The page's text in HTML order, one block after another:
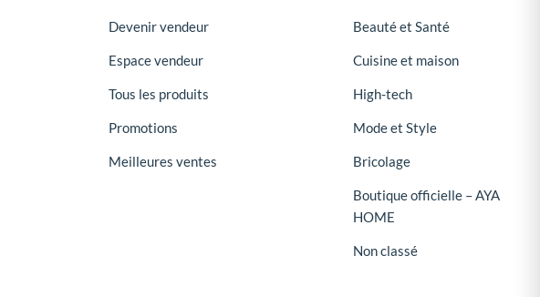
Devenir vendeur
Espace vendeur
Tous les produits
Promotions
Meilleures ventes
Beauté et Santé
Cuisine et maison
High-tech
Mode et Style
Bricolage
Boutique officielle – AYA
HOME
Non classé